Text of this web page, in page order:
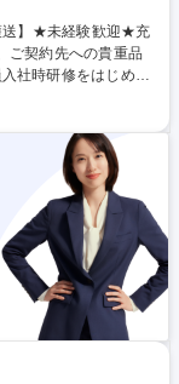
社時研修をはじめと
ります。 【業務
応業務（ご契約先A
緒のチームプレー！
ンを維持しながら質